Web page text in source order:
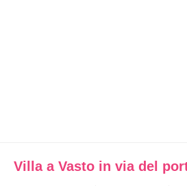
Villa a Vasto in via del